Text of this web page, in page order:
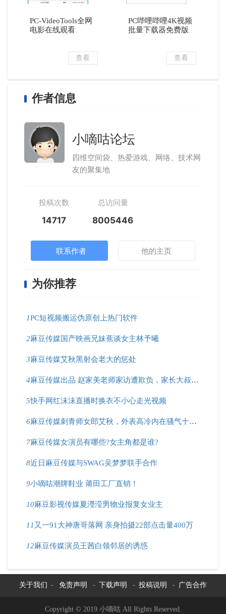
PC-VideoTools全网
电影在线观看
查看
PC哔哩哔哩4K视频
批量下载器免费版
查看
作者信息
小嘀咕论坛
四维空间袋、热爱游戏、网络、技术网
友的聚集地
投稿次数 总访问量
14717 8005446
联系作者 他的主页
为你推荐
1PC短视频搬运伪原创上热门软件
2麻豆传媒国产映画兄妹蕉谈女主林予曦
3麻豆传媒艾秋黑射会老大的惩处
4麻豆传媒出品 赵家美老师家访遭欺负，家长大叔好凶猛！
5快手网红沫沫直播时换衣不小心走光视频
6麻豆传媒刺青师女郎艾秋，外表高冷内在骚气十足？
7麻豆传媒女演员有哪些?女主角都是谁?
8近日麻豆传媒与SWAG吴梦梦联手合作
9小嘀咕潮牌鞋业 莆田工厂直销！
10麻豆影视传媒夏瀅滢男物业报复女业主
11 又一91大神唐哥落网 亲身拍摄22部点击量400万
12麻豆传媒演员王茜白领邻居的诱惑
关于我们 - 免责声明 - 下载声明 - 投稿说明 - 广告合作
Copyright © 2019 小嘀咕 All Rights Reserved.